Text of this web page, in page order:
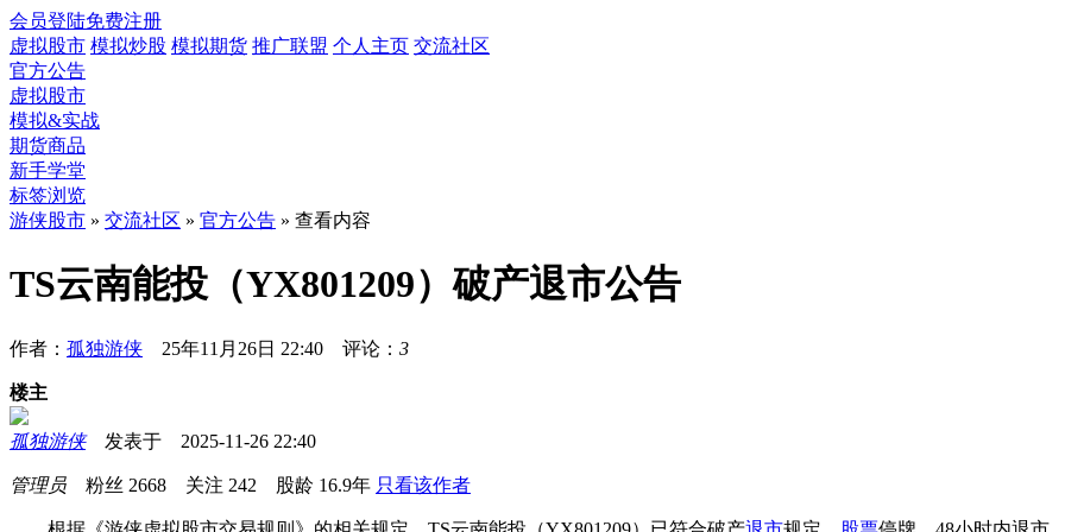
会员登陆免费注册
虚拟股市 模拟炒股 模拟期货 推广联盟 个人主页 交流社区
官方公告
虚拟股市
模拟&实战
期货商品
新手学堂
标签浏览
游侠股市 » 交流社区 » 官方公告 » 查看内容
TS云南能投（YX801209）破产退市公告
作者： 孤独游侠 25年11月26日 22:40 评论： 3
楼主
孤独游侠发表于 2025-11-26 22:40
管理员 粉丝 2668 关注 242 股龄 16.9年 只看该作者